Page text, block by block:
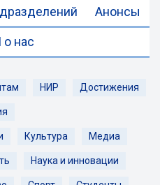
Анонсы
нас
НИР Достижения
Культура Медиа
Наука и инновации